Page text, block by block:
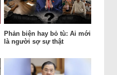
Phản biện hay bỏ tù: Ai mới
là người sợ sự thật